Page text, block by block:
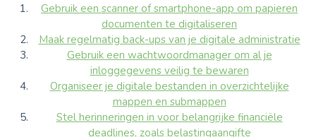
Gebruik een scanner of smartphone-app om papieren
documenten te digitaliseren
Maak regelmatig back-ups van je digitale administratie
Gebruik een wachtwoordmanager om al je
inloggegevens veilig te bewaren
Organiseer je digitale bestanden in overzichtelijke
mappen en submappen
Stel herinneringen in voor belangrijke financiële
deadlines, zoals belastingaangifte